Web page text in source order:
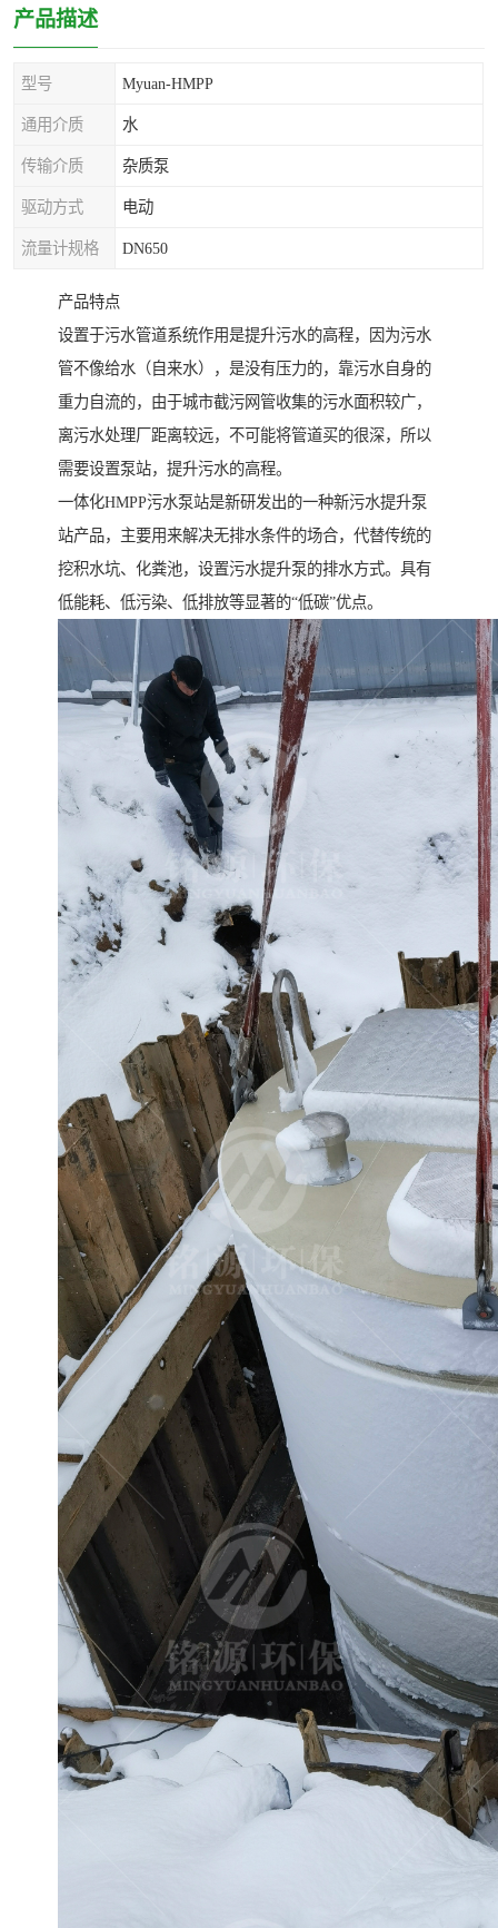
产品描述
型号 Myuan-HMPP
通用介质 水
传输介质 杂质泵
驱动方式 电动
流量计规格 DN650
产品特点
设置于污水管道系统作用是提升污水的高程，因为污水
管不像给水（自来水），是没有压力的，靠污水自身的
重力自流的，由于城市截污网管收集的污水面积较广，
离污水处理厂距离较远，不可能将管道买的很深，所以
需要设置泵站，提升污水的高程。
一体化HMPP污水泵站是新研发出的一种新污水提升泵
站产品，主要用来解决无排水条件的场合，代替传统的
挖积水坑、化粪池，设置污水提升泵的排水方式。具有
低能耗、低污染、低排放等显著的“低碳”优点。